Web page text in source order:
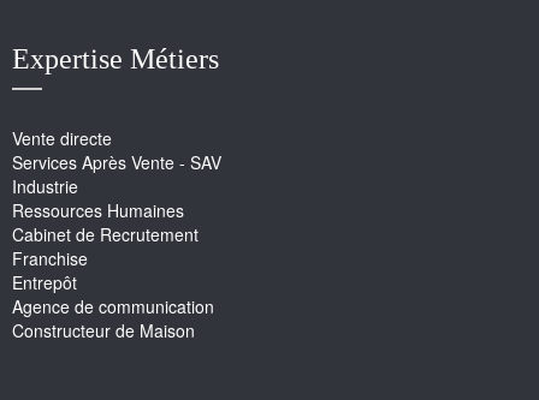
Expertise Métiers
Vente directe
Services Après Vente - SAV
Industrie
Ressources Humaines
Cabinet de Recrutement
Franchise
Entrepôt
Agence de communication
Constructeur de Maison